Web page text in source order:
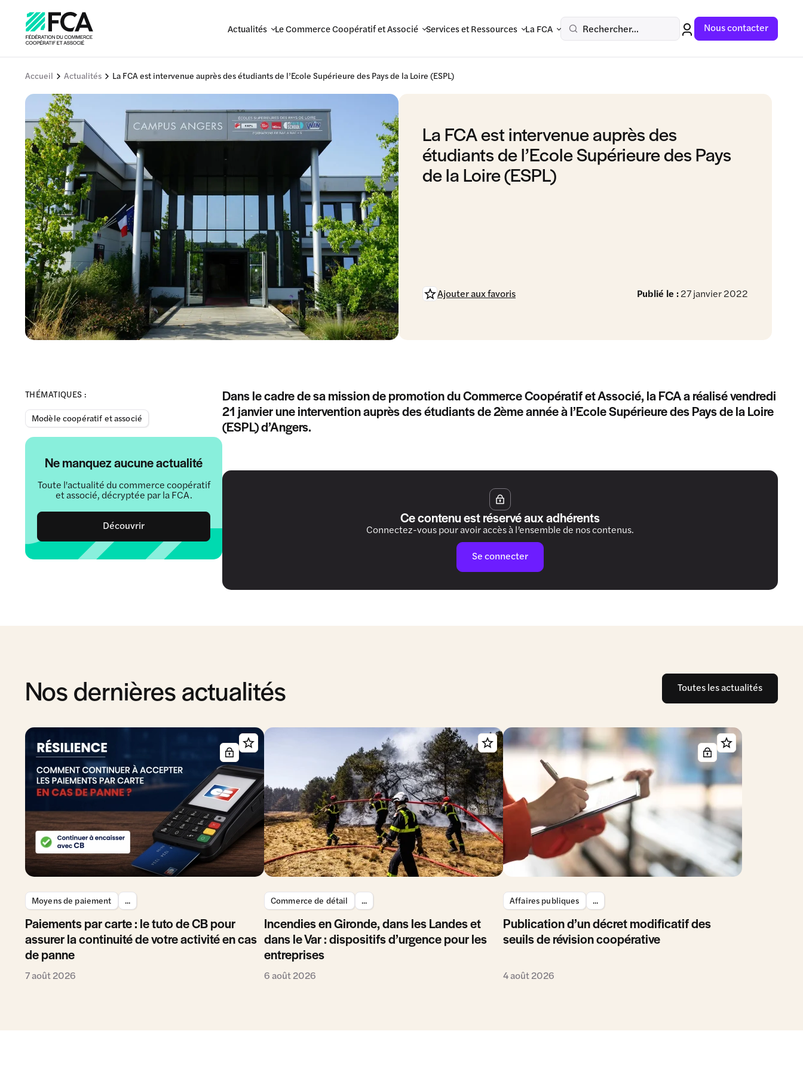
Actualités Le Commerce Coopératif et Associé Services et Ressources La FCA Rechercher... Nous contacter
Accueil Actualités La FCA est intervenue auprès des étudiants de l’Ecole Supérieure des Pays de la Loire (ESPL)
La FCA est intervenue auprès des
étudiants de l’Ecole Supérieure des Pays
de la Loire (ESPL)
Publié le :27 janvier 2022
Ajouter aux favoris
THÉMATIQUES :
Modèle coopératif et associé
Ne manquez aucune actualité
Toute l'actualité du commerce coopératif
et associé, décryptée par la FCA.
Découvrir
Dans le cadre de sa mission de promotion du Commerce Coopératif et Associé, la FCA a réalisé vendredi
21 janvier une intervention auprès des étudiants de 2ème année à l’Ecole Supérieure des Pays de la Loire
(ESPL) d’Angers.
Ce contenu est réservé aux adhérents
Connectez-vous pour avoir accès à l’ensemble de nos contenus.
Se connecter
Nos dernières actualités Toutes les actualités
Moyens de paiement ...
Paiements par carte : le tuto de CB pour
assurer la continuité de votre activité en cas
de panne
7 août 2026
Commerce de détail ...
Incendies en Gironde, dans les Landes et
dans le Var : dispositifs d’urgence pour les
entreprises
6 août 2026
Affaires publiques ...
Publication d’un décret modificatif des
seuils de révision coopérative
4 août 2026